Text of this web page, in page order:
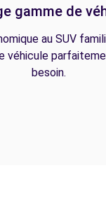
gamme de
au SUV
véhicule
besoin.